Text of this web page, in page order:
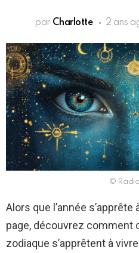
par Charlotte 2 ans
©
Alors que l’année
page, découvrez comment
zodiaque s’apprêtent à